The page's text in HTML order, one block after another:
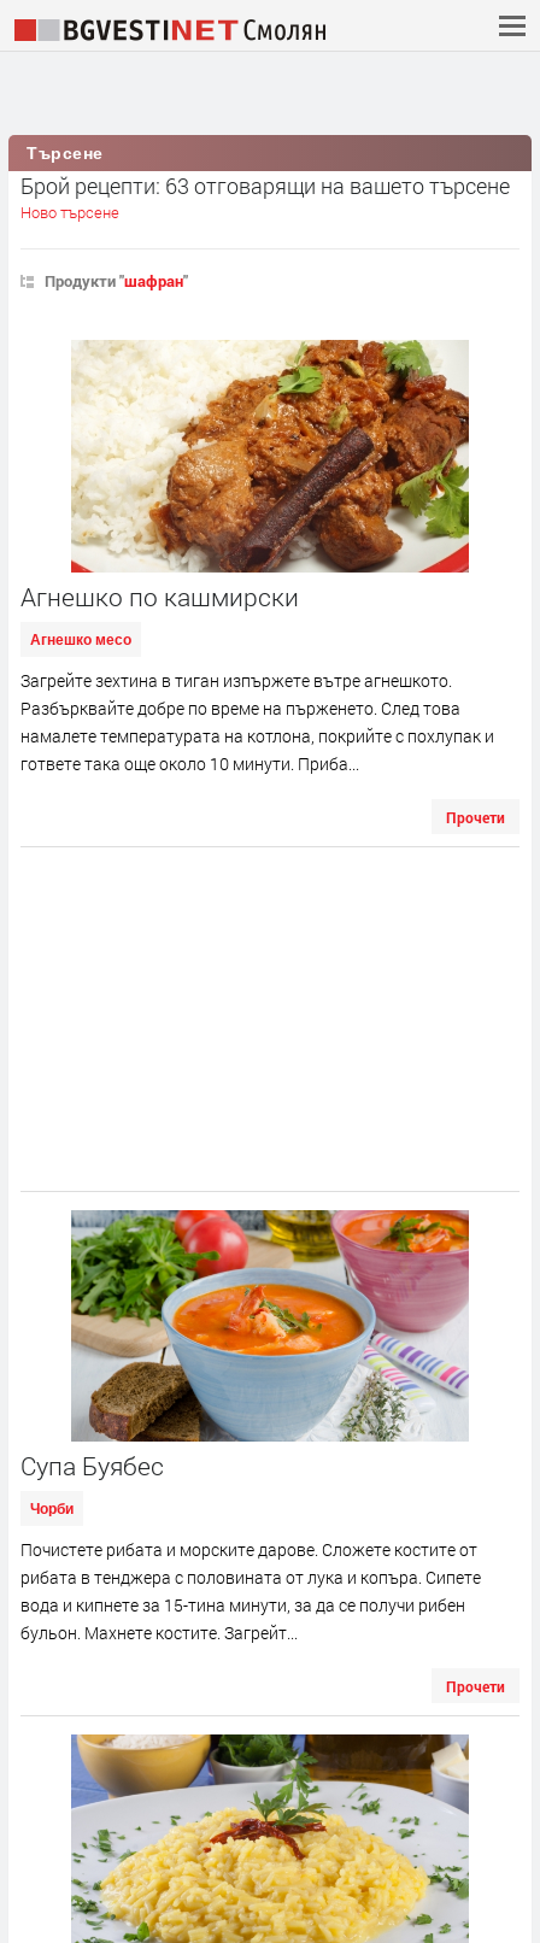
Търсене
Брой рецепти: 63 отговарящи на вашето търсене
Ново търсене
Продукти "шафран"
Агнешко по кашмирски
Агнешко месо
Загрейте зехтина в тиган изпържете вътре агнешкото.
Разбърквайте добре по време на пърженето. След това
намалете температурата на котлона, покрийте с похлупак и
гответе така още около 10 минути. Приба...
Прочети
Супа Буябес
Чорби
Почистете рибата и морските дарове. Сложете костите от
рибата в тенджера с половината от лука и копъра. Сипете
вода и кипнете за 15-тина минути, за да се получи рибен
бульон. Махнете костите. Загрейт...
Прочети